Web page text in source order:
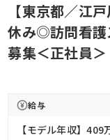
【東京都／江
休み◎訪問看護
募集＜正社員＞
給与
【モデル年収】409